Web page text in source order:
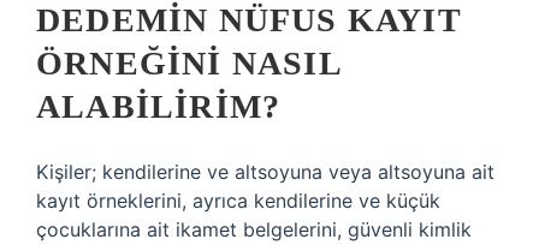
DEDEMIN NÜFUS KAYIT
ÖRNEĞINI NASIL
ALABILIRIM?
Kişiler; kendilerine ve altsoyuna veya altsoyuna ait
kayıt örneklerini, ayrıca kendilerine ve küçük
çocuklarına ait ikamet belgelerini, güvenli kimlik